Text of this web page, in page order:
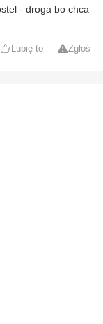
- droga bo chca
Lubię to Zgłoś